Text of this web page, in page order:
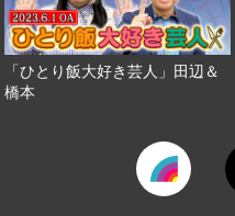
「ひとり飯大好き芸人」田辺＆
橋本